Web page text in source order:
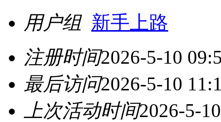
用户组 新手上路
注册时间2026-5-10
最后访问2026-5-10
上次活动时间2026-5-